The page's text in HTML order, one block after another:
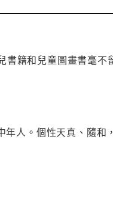
籍和兒童圖畫書毫
人。個性天真、隨和